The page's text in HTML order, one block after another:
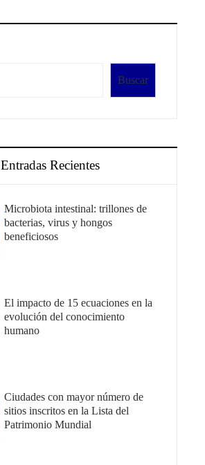
Buscar
Entradas Recientes
Microbiota intestinal: trillones de
bacterias, virus y hongos
beneficiosos
El impacto de 15 ecuaciones en la
evolución del conocimiento
humano
Ciudades con mayor número de
sitios inscritos en la Lista del
Patrimonio Mundial